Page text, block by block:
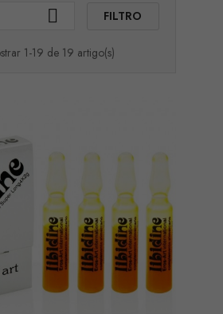
 FILTRO
1-19 de 19 artigo(s)